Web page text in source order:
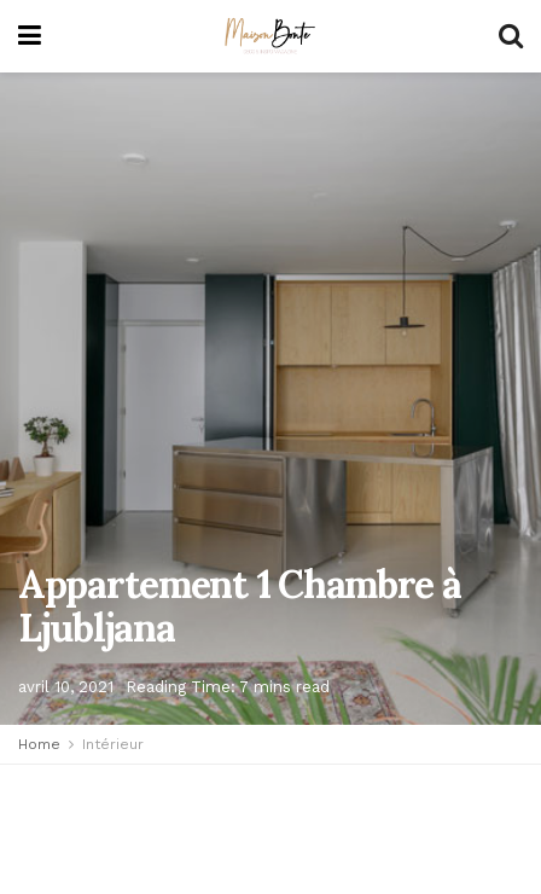
Appartement 1 Chambre à
Ljubljana
avril 10, 2021 Reading Time: 7 mins read
Home Intérieur